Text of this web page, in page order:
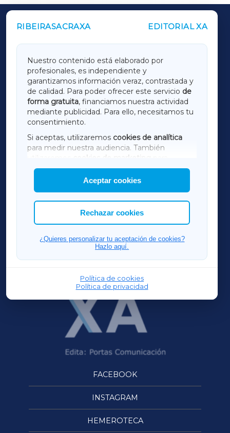
RIBEIRASACRAXA EDITORIAL XA
Nuestro contenido está elaborado por
profesionales, es independiente y
garantizamos información veraz, contrastada y
de calidad. Para poder ofrecer este servicio de
forma gratuita, financiamos nuestra actividad
mediante publicidad. Para ello, necesitamos tu
consentimiento.
Si aceptas, utilizaremos cookies de analítica
para medir nuestra audiencia. También
utilizaremos
cookies de marketing
mostrar publicidad de terceros.
Asimismo, puedes personalizar la elección de
las cookies que deseas permitir.
Aceptar cookies
Rechazar cookies
¿Quieres personalizar tu aceptación de cookies?
Hazlo aquí.
Política de cookies
Política de privacidad
OUTROS PERIÓDICOS
LUGOXA
TERRACHAXA
AMARIÑAXA
RIBEIRASACRAXA
ACORUÑAXA
FERROLXA
OURENSEXA
FACEBOOK
INSTAGRAM
HEMEROTECA